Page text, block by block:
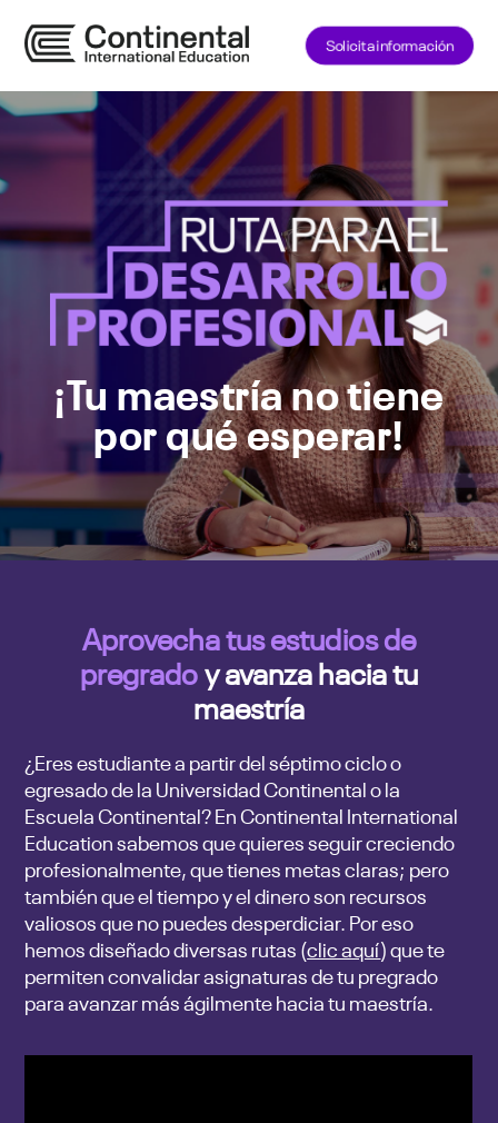
Solicita información
¡Tu maestría no tiene
por qué esperar!
Aprovecha tus estudios de
pregradoy avanza hacia tu
maestría
¿Eres estudiante a partir del séptimo ciclo o
egresado de la Universidad Continental o la
Escuela Continental? En Continental International
Education sabemos que quieres seguir creciendo
profesionalmente, que tienes metas claras; pero
también que el tiempo y el dinero son recursos
valiosos que no puedes desperdiciar. Por eso
hemos diseñado diversas rutas (clic aquí) que te
permiten convalidar asignaturas de tu pregrado
para avanzar más ágilmente hacia tu maestría.